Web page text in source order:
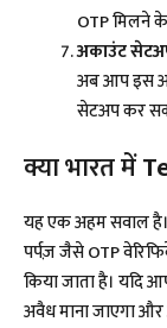
OTP मिलने
अकाउंट
अब आप इस
सेटअप कर
क्या भारत में
यह एक अहम सवाल है।
पर्पज़ जैसे OTP
किया जाता है। यदि
अवैध माना जाएगा